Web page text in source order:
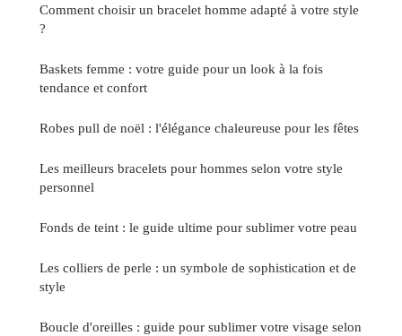
Comment choisir un bracelet homme adapté à votre style
?
Baskets femme : votre guide pour un look à la fois
tendance et confort
Robes pull de noël : l'élégance chaleureuse pour les fêtes
Les meilleurs bracelets pour hommes selon votre style
personnel
Fonds de teint : le guide ultime pour sublimer votre peau
Les colliers de perle : un symbole de sophistication et de
style
Boucle d'oreilles : guide pour sublimer votre visage selon